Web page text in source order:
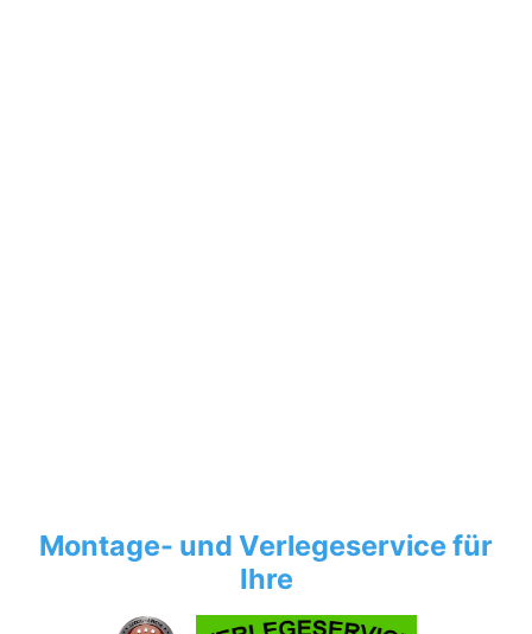
Montage- und Verlegeservice für
Ihre